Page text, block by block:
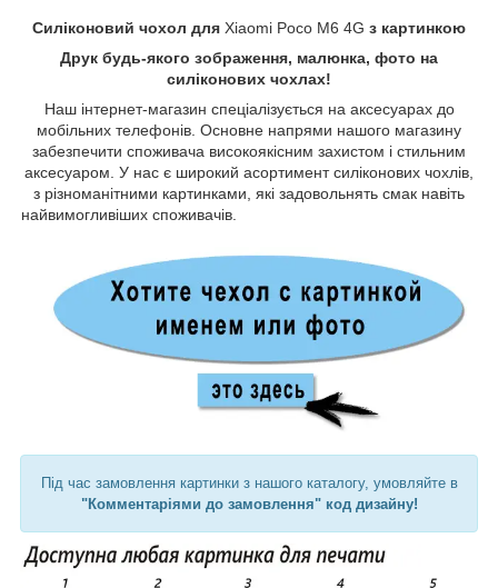
Силіконовий чохол для Xiaomi Poco M6 4G з картинкою
Друк будь-якого зображення, малюнка, фото на
силіконових чохлах!
Наш інтернет-магазин спеціалізується на аксесуарах до
мобільних телефонів. Основне напрями нашого магазину
забезпечити споживача високоякісним захистом і стильним
аксесуаром. У нас є широкий асортимент силіконових чохлів,
з різноманітними картинками, які задовольнять смак навіть
найвимогливіших споживачів.
Під час замовлення картинки з нашого каталогу, умовляйте в
"Комментаріями до замовлення" код дизайну!